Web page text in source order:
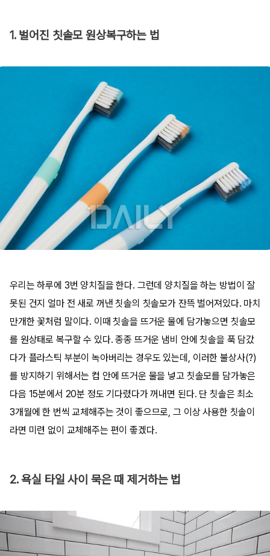
1. 벌어진 칫솔모 원상복구하는 법
우리는 하루에 3번 양치질을 한다. 그런데 양치질을 하는 방법이 잘
못된 건지 얼마 전 새로 꺼낸 칫솔의 칫솔모가 잔뜩 벌어져있다. 마치
만개한 꽃처럼 말이다. 이때 칫솔을 뜨거운 물에 담가놓으면 칫솔모
를 원상태로 복구할 수 있다. 종종 뜨거운 냄비 안에 칫솔을 푹 담갔
다가 플라스틱 부분이 녹아버리는 경우도 있는데, 이러한 불상사(?)
를 방지하기 위해서는 컵 안에 뜨거운 물을 넣고 칫솔모를 담가놓은
다음 15분에서 20분 정도 기다렸다가 꺼내면 된다. 단 칫솔은 최소
3개월에 한 번씩 교체해주는 것이 좋으므로, 그 이상 사용한 칫솔이
라면 미련 없이 교체해주는 편이 좋겠다.
2. 욕실 타일 사이 묵은 때 제거하는 법